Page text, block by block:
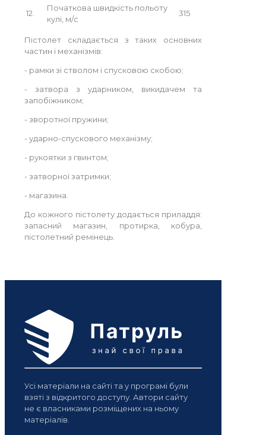
12.
Початкова швидкість польоту
кулі, м/с
315
Пістолет складається з таких основних
частин і механізмів:
- рамки зі стволом і спусковою скобою;
- затвора з ударником, викидачем та
запобіжником;
- зворотної пружини;
- ударно-спускового механізму;
- рукоятки з гвинтом;
- затворної затримки;
- магазина.
До кожного пістолету додається приладдя:
запасний магазин, протирка, кобура,
пістолетний ремінець.
Усі матеріали на сайті та у програмі були
взяті з відкритого доступу. Автори сайту
не є власниками розміщених на ньому
матеріалів.